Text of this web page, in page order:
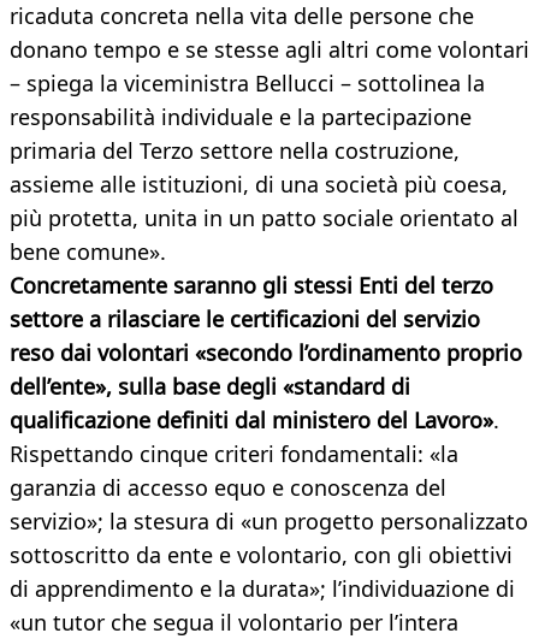
ricaduta concreta nella vita delle persone che
donano tempo e se stesse agli altri come volontari
– spiega la viceministra Bellucci – sottolinea la
responsabilità individuale e la partecipazione
primaria del Terzo settore nella costruzione,
assieme alle istituzioni, di una società più coesa,
più protetta, unita in un patto sociale orientato al
bene comune».
Concretamente saranno gli stessi Enti del terzo
settore a rilasciare le certificazioni del servizio
reso dai volontari «secondo l’ordinamento proprio
dell’ente», sulla base degli «standard di
qualificazione definiti dal ministero del Lavoro».
Rispettando cinque criteri fondamentali: «la
garanzia di accesso equo e conoscenza del
servizio»; la stesura di «un progetto personalizzato
sottoscritto da ente e volontario, con gli obiettivi
di apprendimento e la durata»; l’individuazione di
«un tutor che segua il volontario per l’intera